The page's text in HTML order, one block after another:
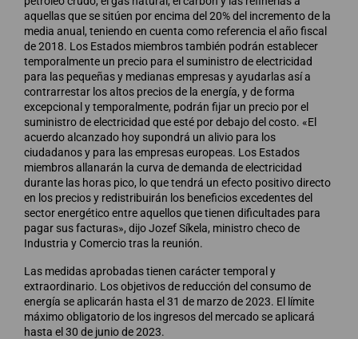
aquellas que se sitúen por encima del 20% del incremento de la
media anual, teniendo en cuenta como referencia el año fiscal
de 2018. Los Estados miembros también podrán establecer
temporalmente un precio para el suministro de electricidad
para las pequeñas y medianas empresas y ayudarlas así a
contrarrestar los altos precios de la energía, y de forma
excepcional y temporalmente, podrán fijar un precio por el
suministro de electricidad que esté por debajo del costo. «El
acuerdo alcanzado hoy supondrá un alivio para los
ciudadanos y para las empresas europeas. Los Estados
miembros allanarán la curva de demanda de electricidad
durante las horas pico, lo que tendrá un efecto positivo directo
en los precios y redistribuirán los beneficios excedentes del
sector energético entre aquellos que tienen dificultades para
pagar sus facturas», dijo Jozef Síkela, ministro checo de
Industria y Comercio tras la reunión.
Las medidas aprobadas tienen carácter temporal y
extraordinario. Los objetivos de reducción del consumo de
energía se aplicarán hasta el 31 de marzo de 2023. El límite
máximo obligatorio de los ingresos del mercado se aplicará
hasta el 30 de junio de 2023.